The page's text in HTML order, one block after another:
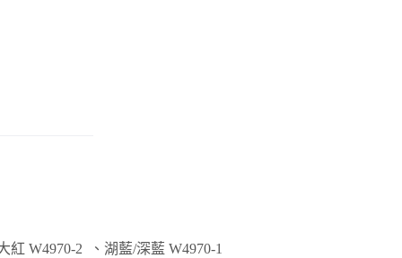
W4970-2 、湖藍/深藍 W4970-1